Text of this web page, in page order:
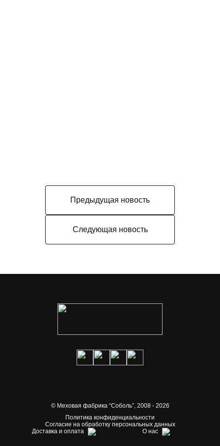
Предыдущая новость
Следующая новость
© Меховая фабрика “Соболь”, 2008 - 2026
Политика конфиденциальности
Согласие на обработку персональных данных
Доставка и оплата
О нас